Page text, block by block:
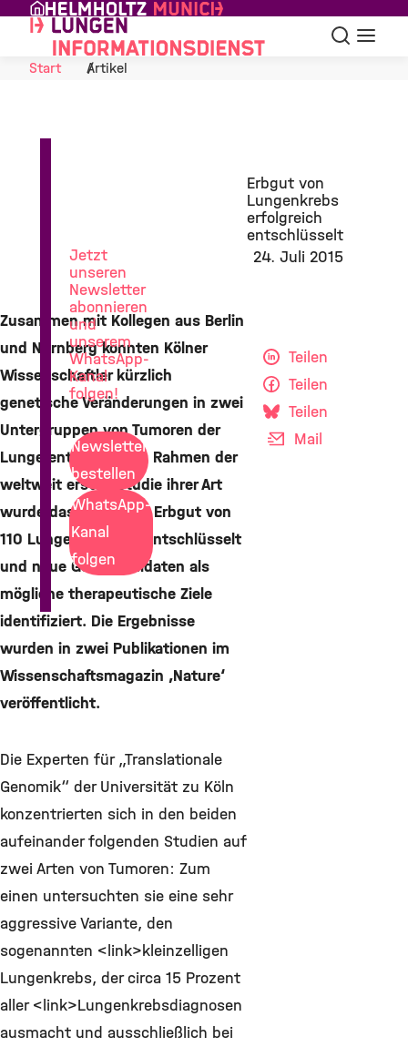
Skip to Content
Suche
Start
Artikel
Erbgut von
Lungenkrebs
erfolgreich
entschlüsselt
24. Juli 2015
Zusammen mit Kollegen aus Berlin
und Nürnberg konnten Kölner
Wissenschaftler kürzlich
genetische Veränderungen in zwei
Untergruppen von Tumoren der
Lunge entdecken. Im Rahmen der
weltweit ersten Studie ihrer Art
wurde das komplette Erbgut von
110 Lungentumoren entschlüsselt
und neue Gen-Kandidaten als
mögliche therapeutische Ziele
identifiziert. Die Ergebnisse
wurden in zwei Publikationen im
Wissenschaftsmagazin ‚Nature‘
veröffentlicht.
Die Experten für „Translationale
Genomik“ der Universität zu Köln
konzentrierten sich in den beiden
aufeinander folgenden Studien auf
zwei Arten von Tumoren: Zum
einen untersuchten sie eine sehr
aggressive Variante, den
sogenannten <link>kleinzelligen
Lungenkrebs, der circa 15 Prozent
aller <link>Lungenkrebsdiagnosen
ausmacht und ausschließlich bei
Teilen
Teilen
Teilen
Mail
Jetzt
unseren
Newsletter
abonnieren
und
unserem
WhatsApp-
Kanal
folgen!
Newsletter
bestellen
WhatsApp-
Kanal
folgen